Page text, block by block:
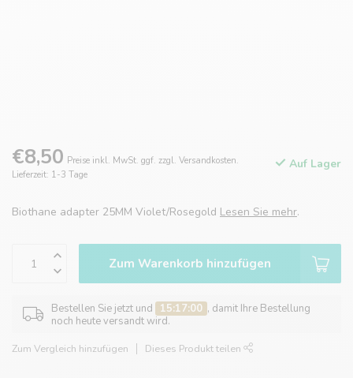
€8,50 Preise inkl. MwSt. ggf. zzgl. Versandkosten.
Lieferzeit: 1-3 Tage
Auf Lager
Biothane adapter 25MM Violet/Rosegold Lesen Sie mehr.
Zum Warenkorb hinzufügen
Bestellen Sie jetzt und 15:17:00 , damit Ihre Bestellung
noch heute versandt wird.
Zum Vergleich hinzufügen Dieses Produkt teilen